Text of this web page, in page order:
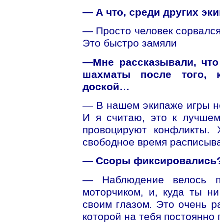
— А что, среди других
— Просто человек
Это быстро замяли
—Мне рассказывали,
шахматы после того,
доской…
— В нашем экипаже игры
И я считаю, это к
провоцируют
свободное время
— Ссоры
— Наблюдение велось
моторчиком, и, куда ты
своим глазом. Это очень
которой на тебя постоянно